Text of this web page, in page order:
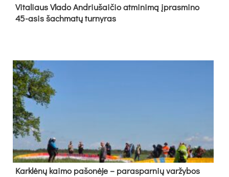
Vi­ta­liaus Vla­do And­riu­šai­čio at­mi­ni­mą įpras­mi­no
45-asis šach­ma­tų tur­ny­ras
Kark­lė­nų kai­mo pa­šo­nė­je – pa­ras­par­nių var­žy­bos